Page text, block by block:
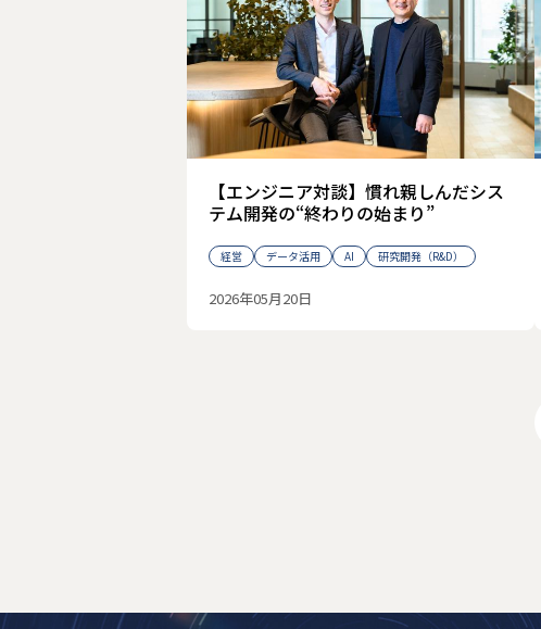
【エンジニア対談】慣れ親しんだシス
テム開発の“終わりの始まり”
経営 データ活用 AI 研究開発（R&D）
2026年05月20日